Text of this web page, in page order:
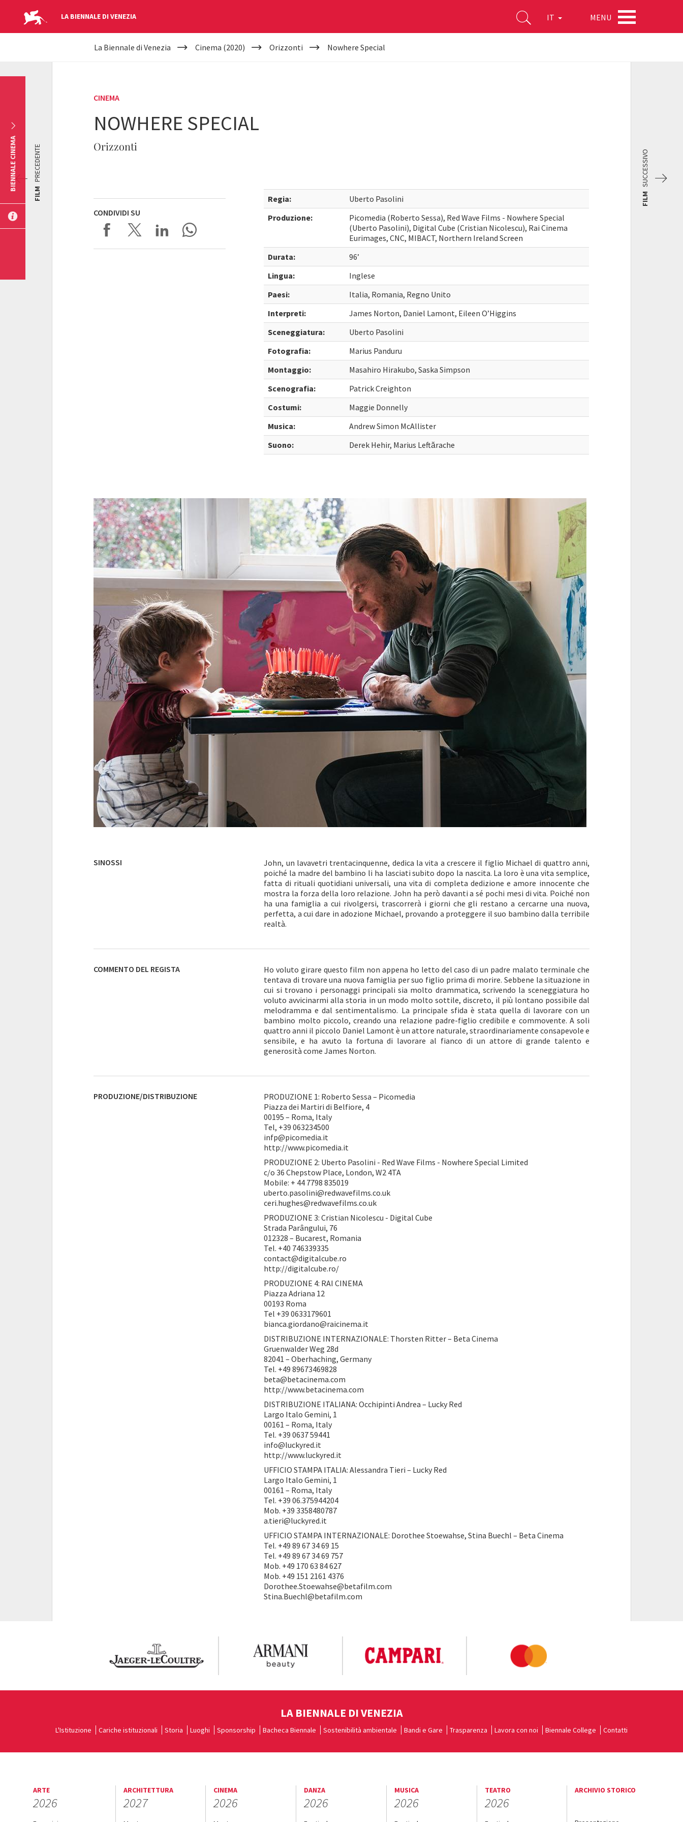
LA BIENNALE DI VENEZIA IT MENU
YOUR
La Biennale di Venezia Cinema (2020) Orizzonti Nowhere Special
CINEMA
NOWHERE SPECIAL
Orizzonti
CONDIVIDI SU
Regia:
Uberto Pasolini
Produzione:
Picomedia (Roberto Sessa), Red Wave Films - Nowhere Special
(Uberto Pasolini), Digital Cube (Cristian Nicolescu), Rai Cinema
Eurimages, CNC, MIBACT, Northern Ireland Screen
Durata:
96’
Lingua:
Inglese
Paesi:
Italia, Romania, Regno Unito
Interpreti:
James Norton, Daniel Lamont, Eileen O’Higgins
Sceneggiatura:
Uberto Pasolini
Fotografia:
Marius Panduru
Montaggio:
Masahiro Hirakubo, Saska Simpson
Scenografia:
Patrick Creighton
Costumi:
Maggie Donnelly
Musica:
Andrew Simon McAllister
Suono:
Derek Hehir, Marius Leftărache
FILM
SUCCESSIVO
FILM
PRECEDENTE
SINOSSI
John, un lavavetri trentacinquenne, dedica la vita a crescere il figlio Michael di quattro anni,
poiché la madre del bambino li ha lasciati subito dopo la nascita. La loro è una vita semplice,
fatta di rituali quotidiani universali, una vita di completa dedizione e amore innocente che
mostra la forza della loro relazione. John ha però davanti a sé pochi mesi di vita. Poiché non
ha una famiglia a cui rivolgersi, trascorrerà i giorni che gli restano a cercarne una nuova,
perfetta, a cui dare in adozione Michael, provando a proteggere il suo bambino dalla terribile
realtà.
COMMENTO DEL REGISTA
Ho voluto girare questo film non appena ho letto del caso di un padre malato terminale che
tentava di trovare una nuova famiglia per suo figlio prima di morire. Sebbene la situazione in
cui si trovano i personaggi principali sia molto drammatica, scrivendo la sceneggiatura ho
voluto avvicinarmi alla storia in un modo molto sottile, discreto, il più lontano possibile dal
melodramma e dal sentimentalismo. La principale sfida è stata quella di lavorare con un
bambino molto piccolo, creando una relazione padre-figlio credibile e commovente. A soli
quattro anni il piccolo Daniel Lamont è un attore naturale, straordinariamente consapevole e
sensibile, e ha avuto la fortuna di lavorare al fianco di un attore di grande talento e
generosità come James Norton.
PRODUZIONE/DISTRIBUZIONE
PRODUZIONE 1: Roberto Sessa – Picomedia
Piazza dei Martiri di Belfiore, 4
00195 – Roma, Italy
Tel, +39 063234500
infp@picomedia.it
http://www.picomedia.it
PRODUZIONE 2: Uberto Pasolini - Red Wave Films - Nowhere Special Limited
c/o 36 Chepstow Place, London, W2 4TA
Mobile: + 44 7798 835019
uberto.pasolini@redwavefilms.co.uk
ceri.hughes@redwavefilms.co.uk
PRODUZIONE 3: Cristian Nicolescu - Digital Cube
Strada Parângului, 76
012328 – Bucarest, Romania
Tel. +40 746339335
contact@digitalcube.ro
http://digitalcube.ro/
PRODUZIONE 4: RAI CINEMA
Piazza Adriana 12
00193 Roma
Tel +39 0633179601
bianca.giordano@raicinema.it
DISTRIBUZIONE INTERNAZIONALE: Thorsten Ritter – Beta Cinema
Gruenwalder Weg 28d
82041 – Oberhaching, Germany
Tel. +49 89673469828
beta@betacinema.com
http://www.betacinema.com
DISTRIBUZIONE ITALIANA: Occhipinti Andrea – Lucky Red
Largo Italo Gemini, 1
00161 – Roma, Italy
Tel. +39 0637 59441
info@luckyred.it
http://www.luckyred.it
UFFICIO STAMPA ITALIA: Alessandra Tieri – Lucky Red
Largo Italo Gemini, 1
00161 – Roma, Italy
Tel. +39 06.375944204
Mob. +39 3358480787
a.tieri@luckyred.it
UFFICIO STAMPA INTERNAZIONALE: Dorothee Stoewahse, Stina Buechl – Beta Cinema
Tel. +49 89 67 34 69 15
Tel. +49 89 67 34 69 757
Mob. +49 170 63 84 627
Mob. +49 151 2161 4376
Dorothee.Stoewahse@betafilm.com
Stina.Buechl@betafilm.com
BIENNALE CINEMA
LA BIENNALE DI VENEZIA
L'Istituzione Cariche istituzionali Storia Luoghi Sponsorship Bacheca Biennale Sostenibilità ambientale Bandi e Gare Trasparenza Lavora con noi Biennale College Contatti
ARTE
2026
ARCHITETTURA
2027
CINEMA
2026
DANZA
2026
MUSICA
2026
TEATRO
2026
ARCHIVIO STORICO